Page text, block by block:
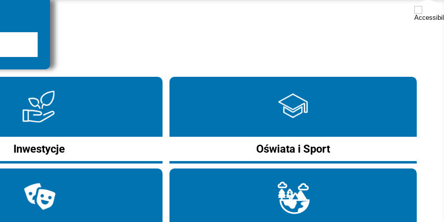
Inwestycje Oświata i Sport